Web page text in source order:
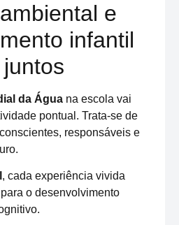
e
infantil
da Água na escola vai
pontual. Trata-se de
responsáveis e
, cada experiência vivida
o desenvolvimento